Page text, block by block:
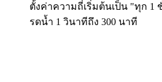
ตั้งค่าความถี่เริ่มต้นเป็น "ทุก 1
รดน้ำ 1 วินาทีถึง 300 นาที